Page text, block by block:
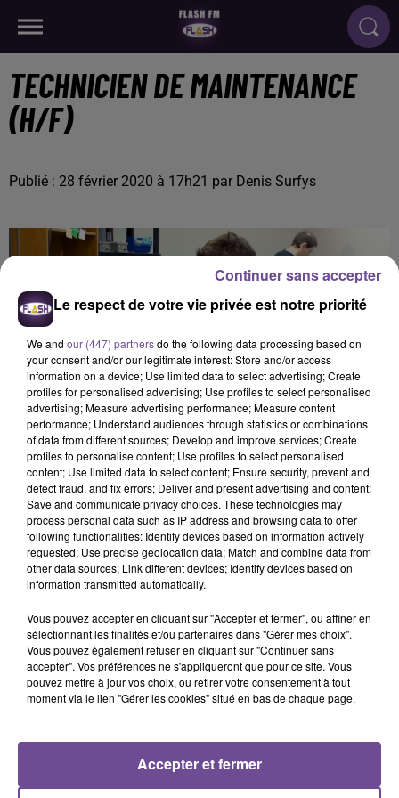
TECHNICIEN DE MAINTENANCE
(H/F)
Publié : 28 février 2020 à 17h21 par Denis Surfys
Une société recherche pour une mission de longue durée un
technicien de maintenance expérimenté (H/F). Vous devrez
effectuer les vidanges et la maintenance de machines
industrielles et de TP, faire les réglages et vérifier les bons
fonctionnements. Vous travaillerez en atelier et interviendrait
sur les chantiers. Il s’agit d’un CDI de 35h. Un véhicule léger
chantier. Si vous avez une formation BEP / BAC PRO / en
maintenance industrielle ce poste est pour vous. Référence
de l’offre Pôle Emploi : 099XCPP
Le respect de votre vie privée est notre priorité
We and our (447) partnersdo the following data processing based on
your consent and/or our legitimate interest: Store and/or access
information on a device; Use limited data to select advertising; Create
profiles for personalised advertising; Use profiles to select personalised
advertising; Measure advertising performance; Measure content
performance; Understand audiences through statistics or combinations
of data from different sources; Develop and improve services; Create
profiles to personalise content; Use profiles to select personalised
content; Use limited data to select content; Ensure security, prevent and
detect fraud, and fix errors; Deliver and present advertising and content;
Save and communicate privacy choices. These technologies may
process personal data such as IP address and browsing data to offer
following functionalities: Identify devices based on information actively
requested; Use precise geolocation data; Match and combine data from
other data sources; Link different devices; Identify devices based on
information transmitted automatically.
Vous pouvez accepter en cliquant sur "Accepter et fermer", ou affiner en
sélectionnant les finalités et/ou partenaires dans "Gérer mes choix".
Vous pouvez également refuser en cliquant sur "Continuer sans
accepter". Vos préférences ne s'appliqueront que pour ce site. Vous
pouvez mettre à jour vos choix, ou retirer votre consentement à tout
moment via le lien "Gérer les cookies" situé en bas de chaque page.
Accepter et fermer
Continuer sans accepter